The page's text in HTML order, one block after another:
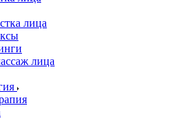
лица
лица